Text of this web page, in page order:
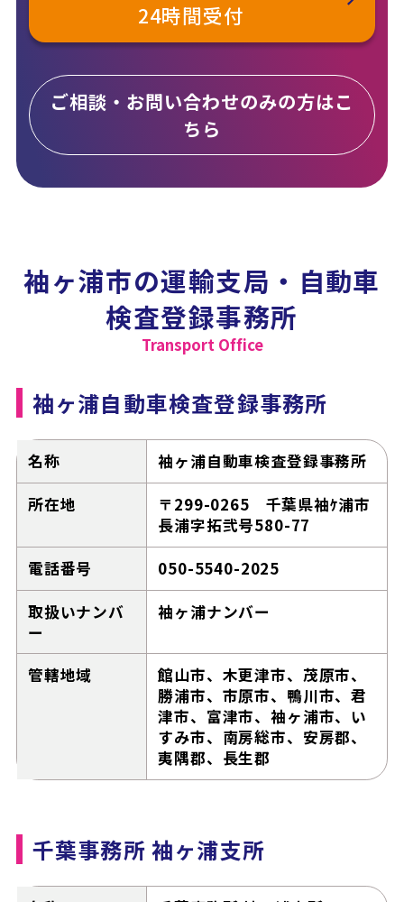
24時間受付
ご相談・お問い合わせのみの方はこ
ちら
袖ヶ浦市の運輸支局・自動車
検査登録事務所
Transport Office
袖ヶ浦自動車検査登録事務所
名称
袖ヶ浦自動車検査登録事務所
所在地
〒299-0265 千葉県袖ｹ浦市
長浦字拓弐号580-77
電話番号
050-5540-2025
取扱いナンバ
ー
袖ヶ浦ナンバー
管轄地域
館山市、木更津市、茂原市、
勝浦市、市原市、鴨川市、君
津市、富津市、袖ヶ浦市、い
すみ市、南房総市、安房郡、
夷隅郡、長生郡
千葉事務所 袖ヶ浦支所